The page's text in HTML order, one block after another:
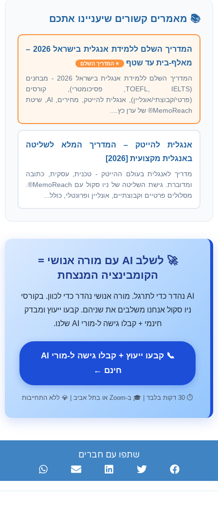
📚 מאמרים קשורים שיעניינו אתכם
המדריך השלם ללמידת אנגלית בישראל 2026 –
מאלף-בית עד שטף
⭐ המדריך השלם
המדריך השלם ללמידת אנגלית בישראל 2026 - מבחנים
(TOEFL, IELTS, פסיכומטרי), קורסים
(פרטי/קבוצתי/אונליין), אנגלית להייטק, מחירים, AI, שיטת
MemoReach® של ערן כץ....
אנגלית להייטק – המדריך המלא לשליטה
באנגלית מקצועית [2026]
מדריך לאנגלית בעולם ההייטק - טכנית, עסקית, כתובה
ומדוברת. גישת השליטה של ניו סקול עם MemoReach®.
מסלולים פרטיים וקבוצתיים, אונליין ופרונטלי, כולל...
🚀 לשלב AI עם מורה אנושי =
הקומבינציה המנצחת
AI נהדר כדי לתרגל. מורה אנושי נהדר כדי לכוון. בקורסי
ניו סקול אנחנו משלבים את שניהם. קבעו ייעוץ ומבדק
חינמי + קבלו גישה ל-מורי AI שלנו.
📞 קבעו ייעוץ + קבלו גישה ל-מורי AI
חינם ←
⏱ 30 דקות בלבד | 🎓 ב-Zoom או בתל אביב | 💎 ללא התחייבות
שתפו עם חברים